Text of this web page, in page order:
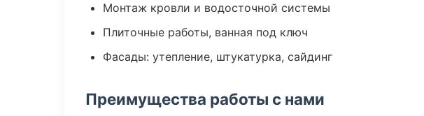
Монтаж кровли и водосточной системы
Плиточные работы, ванная под ключ
Фасады: утепление, штукатурка, сайдинг
Преимущества работы с нами